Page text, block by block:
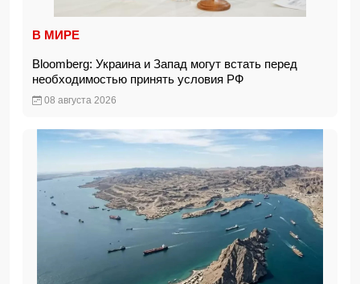
В МИРЕ
Bloomberg: Украина и Запад могут встать перед
необходимостью принять условия РФ
08 августа 2026